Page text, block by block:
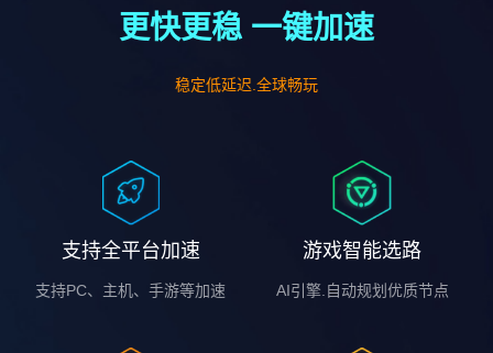
更快更稳 一键加速
稳定低延迟.全球畅玩
支持全平台加速
支持PC、主机、手游等加速
游戏智能选路
AI引擎.自动规划优质节点